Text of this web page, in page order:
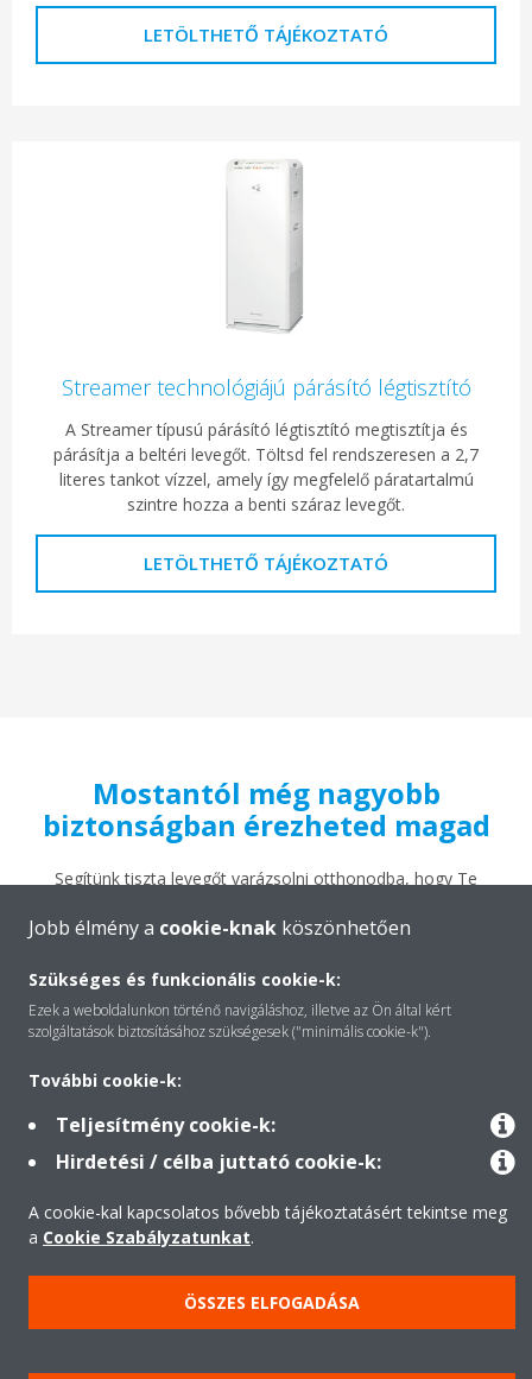
LETÖLTHETŐ TÁJÉKOZTATÓ
Streamer technológiájú párásító légtisztító
A Streamer típusú párásító légtisztító megtisztítja és
párásítja a beltéri levegőt. Töltsd fel rendszeresen a 2,7
literes tankot vízzel, amely így megfelelő páratartalmú
szintre hozza a benti száraz levegőt.
LETÖLTHETŐ TÁJÉKOZTATÓ
Mostantól még nagyobb
biztonságban érezheted magad
Segítünk tiszta levegőt varázsolni otthonodba, hogy Te
RENDELD MEG MOST
Jogi nyilatkozat
Adatvédelmi szabályzat
Jobb élmény a cookie-knak köszönhetően
Szükséges és funkcionális cookie-k:
Ezek a weboldalunkon történő navigáláshoz, illetve az Ön által kért
szolgáltatások biztosításához szükségesek ("minimális cookie-k").
További cookie-k:
Teljesítmény cookie-k:
Hirdetési / célba juttató cookie-k:
A cookie-kal kapcsolatos bővebb tájékoztatásért tekintse meg
a Cookie Szabályzatunkat.
ÖSSZES ELFOGADÁSA